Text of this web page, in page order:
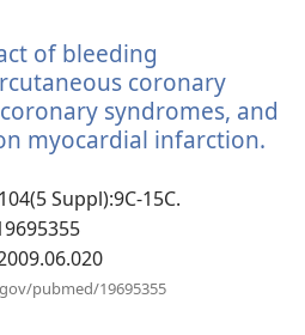
ブ
で
開
く）
of bleeding
coronary
syndromes, and
myocardial infarction.
Suppl):9C-15C.
pubmed/19695355